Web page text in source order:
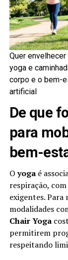
Quer
yoga e
corpo e o bem-
artificial
De que
para
bem-
Oyogaé
respiração,
exigentes. Para
modalidades
Chair Yoga
permitirem
respeitando